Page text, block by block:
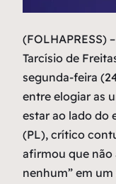
(FOLHAPRESS)
Tarcísio de
segunda-feira
entre elogiar as
estar ao lado do
(PL), crítico
afirmou que não
nenhum” em